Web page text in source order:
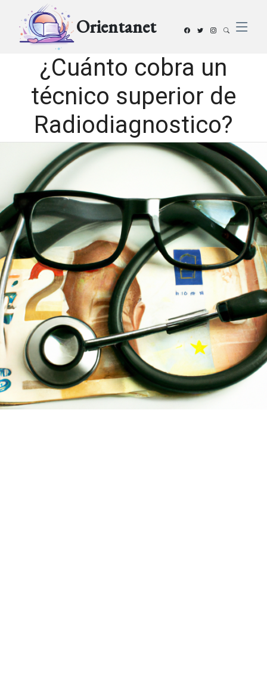
Orientanet
¿Cuánto cobra un
técnico superior de
Radiodiagnostico?